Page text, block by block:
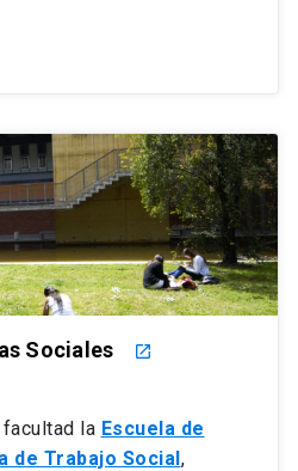
Sociales launch
la Escuela de
de Trabajo Social,